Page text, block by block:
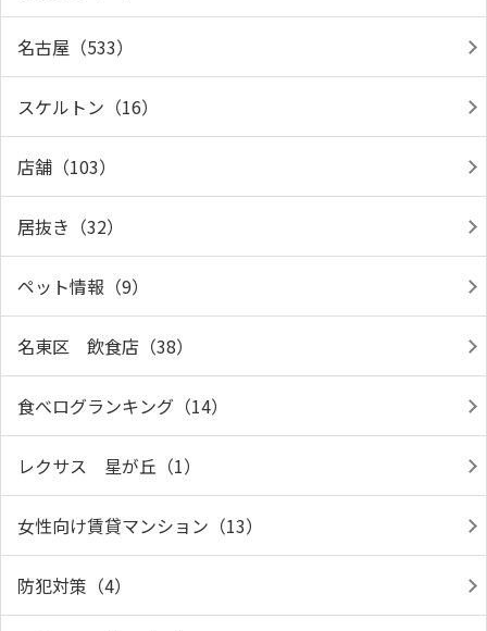
名古屋（533）
スケルトン（16）
店舗（103）
居抜き（32）
ペット情報（9）
名東区 飲食店（38）
食べログランキング（14）
レクサス 星が丘（1）
女性向け賃貸マンション（13）
防犯対策（4）